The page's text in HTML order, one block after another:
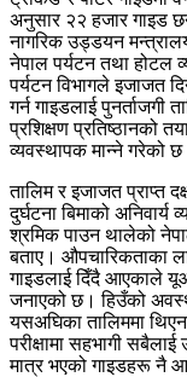
अनुसार २२ हजार गाइड
नागरिक उड्डयन
नेपाल पर्यटन तथा होटल
पर्यटन विभागले इजाजत
गर्न गाइडलाई पुनर्ताजगी
प्रशिक्षण प्रतिष्ठानको
व्यवस्थापक मान्ने गरेको
तालिम र इजाजत प्राप्त
दुर्घटना बिमाको
श्रमिक पाउन थालेको
बताए। औपचारिकताका
गाइडलाई दिँदै आएकाले
जनाएको छ। हिउँको
यसअघिका तालिममा
परीक्षामा सहभागी
मात्र भएको गाइडहरू नै